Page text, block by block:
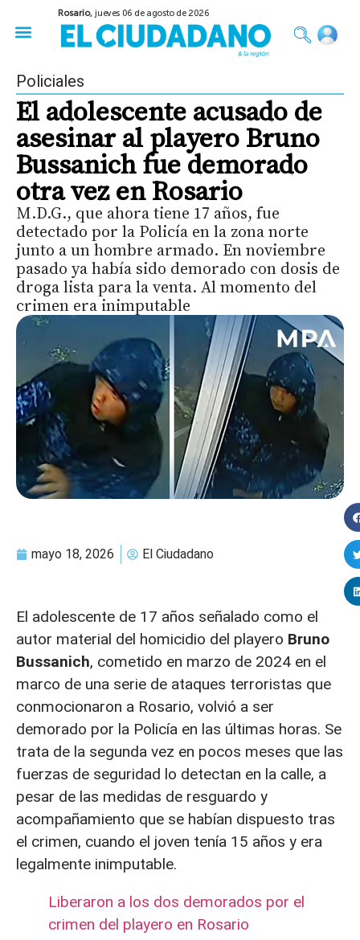
Rosario,jueves 06 de agosto de 2026
Policiales
El adolescente acusado de
asesinar al playero Bruno
Bussanich fue demorado
otra vez en Rosario
M.D.G., que ahora tiene 17 años, fue
detectado por la Policía en la zona norte
junto a un hombre armado. En noviembre
pasado ya había sido demorado con dosis de
droga lista para la venta. Al momento del
crimen era inimputable
mayo 18, 2026 El Ciudadano
El adolescente de 17 años señalado como el
autor material del homicidio del playero Bruno
Bussanich, cometido en marzo de 2024 en el
marco de una serie de ataques terroristas que
conmocionaron a Rosario, volvió a ser
demorado por la Policía en las últimas horas. Se
trata de la segunda vez en pocos meses que las
fuerzas de seguridad lo detectan en la calle, a
pesar de las medidas de resguardo y
acompañamiento que se habían dispuesto tras
el crimen, cuando el joven tenía 15 años y era
legalmente inimputable.
Liberaron a los dos demorados por el
crimen del playero en Rosario